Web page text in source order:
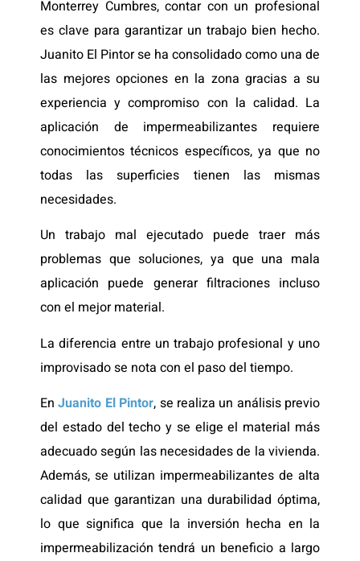
Monterrey Cumbres, contar con un profesional
es clave para garantizar un trabajo bien hecho.
Juanito El Pintor se ha consolidado como una de
las mejores opciones en la zona gracias a su
experiencia y compromiso con la calidad. La
aplicación de impermeabilizantes requiere
conocimientos técnicos específicos, ya que no
todas las superficies tienen las mismas
necesidades.
Un trabajo mal ejecutado puede traer más
problemas que soluciones, ya que una mala
aplicación puede generar filtraciones incluso
con el mejor material.
La diferencia entre un trabajo profesional y uno
improvisado se nota con el paso del tiempo.
EnJuanito El Pintor, se realiza un análisis previo
del estado del techo y se elige el material más
adecuado según las necesidades de la vivienda.
Además, se utilizan impermeabilizantes de alta
calidad que garantizan una durabilidad óptima,
lo que significa que la inversión hecha en la
impermeabilización tendrá un beneficio a largo